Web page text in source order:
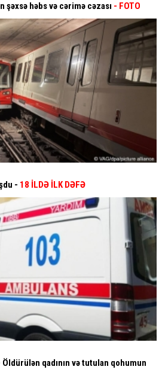
şəxsə həbs və cərimə cəzası - FOTO
- 18 İLDƏ İLK DƏFƏ
Öldürülən qadının və tutulan qohumun